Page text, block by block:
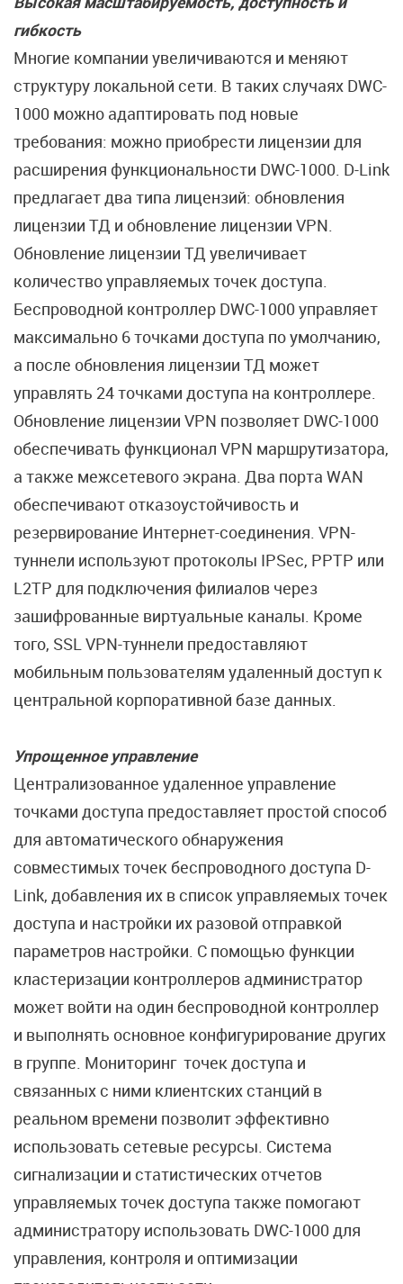
гибкость
Многие компании увеличиваются и меняют
структуру локальной сети. В таких случаях DWC-
1000 можно адаптировать под новые
требования: можно приобрести лицензии для
расширения функциональности DWC-1000. D-Link
предлагает два типа лицензий: обновления
лицензии ТД и обновление лицензии VPN.
Обновление лицензии ТД увеличивает
количество управляемых точек доступа.
Беспроводной контроллер DWC-1000 управляет
максимально 6 точками доступа по умолчанию,
а после обновления лицензии ТД может
управлять 24 точками доступа на контроллере.
Обновление лицензии VPN позволяет DWC-1000
обеспечивать функционал VPN маршрутизатора,
а также межсетевого экрана. Два порта WAN
обеспечивают отказоустойчивость и
резервирование Интернет-соединения. VPN-
туннели используют протоколы IPSec, PPTP или
L2TP для подключения филиалов через
зашифрованные виртуальные каналы. Кроме
того, SSL VPN-туннели предоставляют
мобильным пользователям удаленный доступ к
центральной корпоративной базе данных.
Упрощенное управление
Централизованное удаленное управление
точками доступа предоставляет простой способ
для автоматического обнаружения
совместимых точек беспроводного доступа D-
Link, добавления их в список управляемых точек
доступа и настройки их разовой отправкой
параметров настройки. С помощью функции
кластеризации контроллеров администратор
может войти на один беспроводной контроллер
и выполнять основное конфигурирование других
в группе. Мониторинг точек доступа и
связанных с ними клиентских станций в
реальном времени позволит эффективно
использовать сетевые ресурсы. Система
сигнализации и статистических отчетов
управляемых точек доступа также помогают
администратору использовать DWC-1000 для
управления, контроля и оптимизации